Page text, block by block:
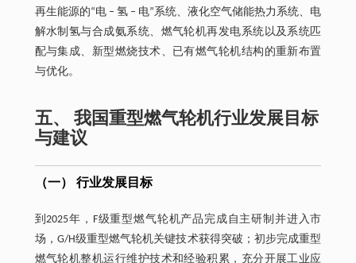
再生能源的“电 ‒ 氢 ‒ 电”系统、液化空气储能热力系统、电
解水制氢与合成氨系统、燃气轮机再发电系统以及系统匹
配与集成、新型燃烧技术、已有燃气轮机结构的重新布置
与优化。
五、 我国重型燃气轮机行业发展目标
与建议
（一） 行业发展目标
到2025年，F级重型燃气轮机产品完成自主研制并进入市
场，G/H级重型燃气轮机关键技术获得突破；初步完成重型
燃气轮机整机运行维护技术和经验积累，充分开展工业应